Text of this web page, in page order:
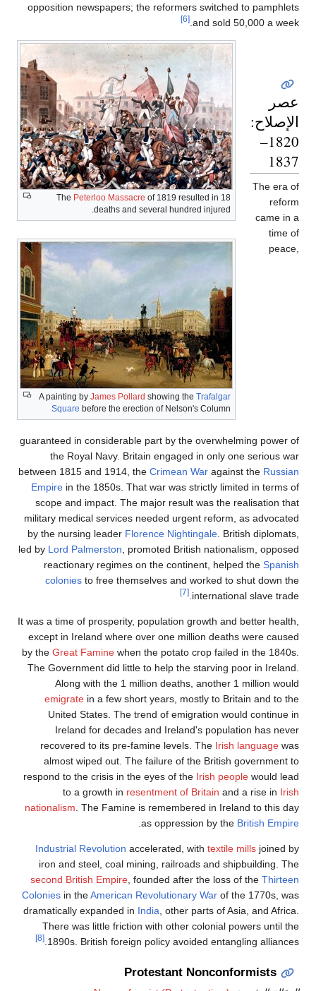
opposition newspapers; the reformers switched to pamphlets
and sold 50,000 a week.
[6]
The Peterloo Massacre of 1819 resulted in 18
deaths and several hundred injured.
عصر
الإصلاح:
1820–
1837
A painting by James Pollard showing the Trafalgar
Square before the erection of Nelson's Column
The era of
reform
came in a
time of
peace,
guaranteed in considerable part by the overwhelming power of
the Royal Navy. Britain engaged in only one serious war
between 1815 and 1914, the Crimean War against the Russian
Empire in the 1850s. That war was strictly limited in terms of
scope and impact. The major result was the realisation that
military medical services needed urgent reform, as advocated
by the nursing leader Florence Nightingale. British diplomats,
led by Lord Palmerston, promoted British nationalism, opposed
reactionary regimes on the continent, helped the Spanish
colonies to free themselves and worked to shut down the
international slave trade.
[7]
It was a time of prosperity, population growth and better health,
except in Ireland where over one million deaths were caused
by the Great Famine when the potato crop failed in the 1840s.
The Government did little to help the starving poor in Ireland.
Along with the 1 million deaths, another 1 million would
emigrate in a few short years, mostly to Britain and to the
United States. The trend of emigration would continue in
Ireland for decades and Ireland's population has never
recovered to its pre-famine levels. The Irish language was
almost wiped out. The failure of the British government to
respond to the crisis in the eyes of the Irish people would lead
to a growth in resentment of Britain and a rise in Irish
nationalism. The Famine is remembered in Ireland to this day
as oppression by the British Empire
.
Industrial Revolution accelerated, with textile mills joined by
iron and steel, coal mining, railroads and shipbuilding. The
second British Empire, founded after the loss of the Thirteen
Colonies in theAmerican Revolutionary War of the 1770s, was
dramatically expanded in India, other parts of Asia, and Africa.
There was little friction with other colonial powers until the
1890s. British foreign policy avoided entangling alliances.
[8]
Protestant Nonconformists